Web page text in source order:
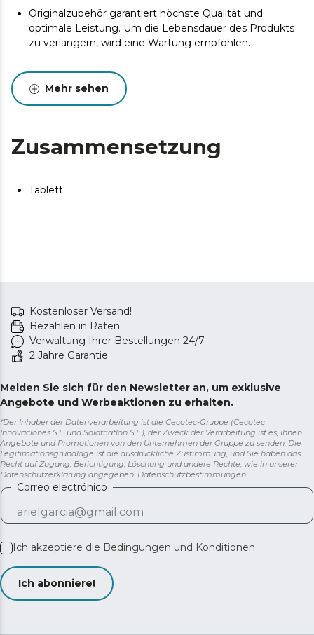
Originalzubehör garantiert höchste Qualität und
optimale Leistung. Um die Lebensdauer des Produkts
zu verlängern, wird eine Wartung empfohlen.
Mehr sehen
Zusammensetzung
Tablett
Kostenloser Versand!
Bezahlen in Raten
Verwaltung Ihrer Bestellungen 24/7
2 Jahre Garantie
Melden Sie sich für den Newsletter an, um exklusive
Angebote und Werbeaktionen zu erhalten.
*Der Inhaber der Datenverarbeitung ist die Cecotec-Gruppe (Cecotec
Innovaciones S.L. und Solotriatlon S.L.), der Zweck der Verarbeitung ist es, Ihnen
Angebote und Promotionen von den Unternehmen der Gruppe zu senden. Die
Legitimationsgrundlage ist die ausdrückliche Zustimmung, und Sie haben das
Recht auf Zugang, Berichtigung, Löschung und andere Rechte, wie in unserer
Datenschutzerklärung angegeben. Datenschutzbestimmungen
Correo electrónico
Ich akzeptiere die Bedingungen und Konditionen
Ich abonniere!